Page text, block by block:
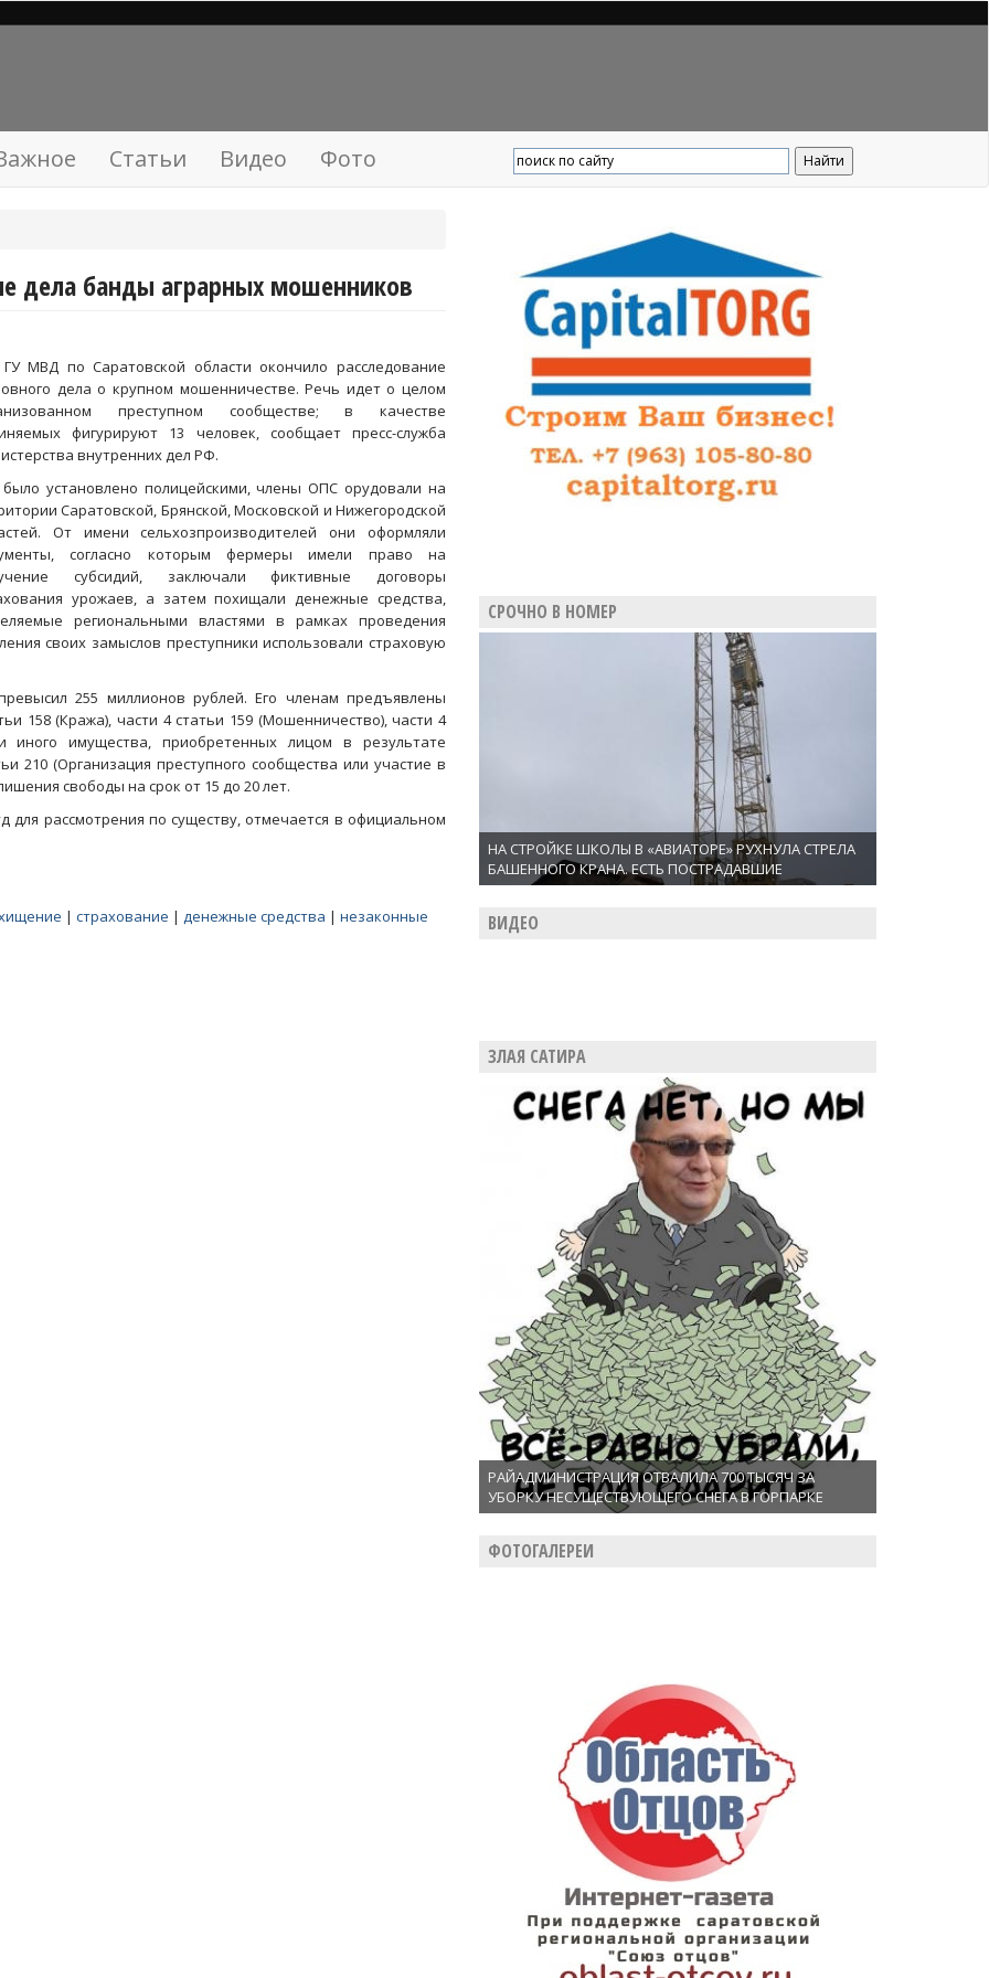
Статьи Видео Фото
дела банды аграрных мошенников
МВД по Саратовской области окончило расследование
дела о крупном мошенничестве. Речь идет о целом
преступном сообществе; в качестве
фигурируют 13 человек, сообщает пресс-служба
внутренних дел РФ.
установлено полицейскими, члены ОПС орудовали на
Саратовской, Брянской, Московской и Нижегородской
От имени сельхозпроизводителей они оформляли
согласно которым фермеры имели право на
субсидий, заключали фиктивные договоры
урожаев, а затем похищали денежные средства,
региональными властями в рамках проведения
своих замыслов преступники использовали страховую
255 миллионов рублей. Его членам предъявлены
158 (Кража), части 4 статьи 159 (Мошенничество), части 4
иного имущества, приобретенных лицом в результате
210 (Организация преступного сообщества или участие в
свободы на срок от 15 до 20 лет.
рассмотрения по существу, отмечается в официальном
| страхование | денежные средства | незаконные
СРОЧНО В НОМЕР
НА СТРОЙКЕ ШКОЛЫ В «АВИАТОРЕ» РУХНУЛА СТРЕЛА
БАШЕННОГО КРАНА. ЕСТЬ ПОСТРАДАВШИЕ
ВИДЕО
ЗЛАЯ САТИРА
РАЙАДМИНИСТРАЦИЯ ОТВАЛИЛА 700 ТЫСЯЧ ЗА
УБОРКУ НЕСУЩЕСТВУЮЩЕГО СНЕГА В ГОРПАРКЕ
ФОТОГАЛЕРЕИ